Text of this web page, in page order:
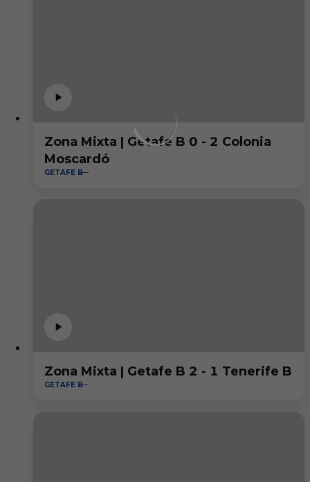
Zona Mixta | Getafe B 0 - 2 Colonia
Moscardó
GETAFE B
Zona Mixta | Getafe B 2 - 1 Tenerife B
GETAFE B